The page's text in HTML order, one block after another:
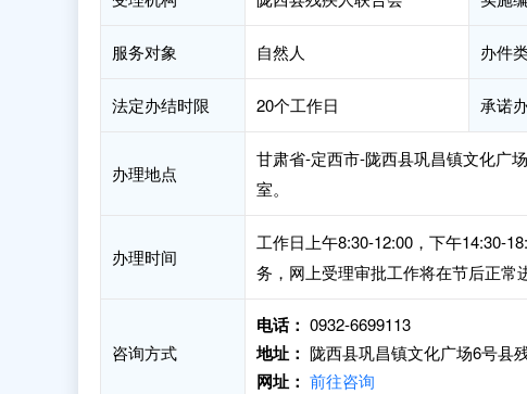
服务对象 自然人 办件
法定办结时限 20个工作日 承诺
办理地点
甘肃省-定西市-陇西县巩昌镇文化广
室。
办理时间
工作日上午8:30-12:00，下午14:30-
务，网上受理审批工作将在节后正常
咨询方式
电话： 0932-6699113
地址： 陇西县巩昌镇文化广场6号县
网址： 前往咨询